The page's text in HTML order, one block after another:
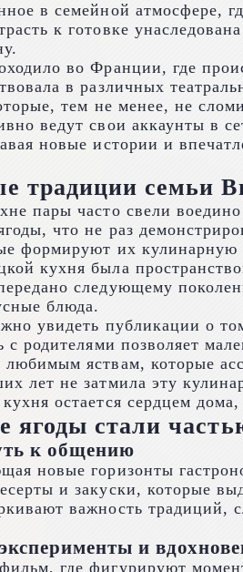
в семейной атмосфере,
к готовке
во Франции, где
в различных
тем не менее, не
ведут свои аккаунты в
новые истории и
традиции семьи
пары часто свели
что не раз
формируют их кулинарную
кухня была
следующему
блюда.
увидеть публикации о
с родителями позволяет
яствам, которые
лет не затмила эту
остается сердцем
ягоды стали
к общению
новые горизонты
и закуски, которые
важность
и
где фигурируют